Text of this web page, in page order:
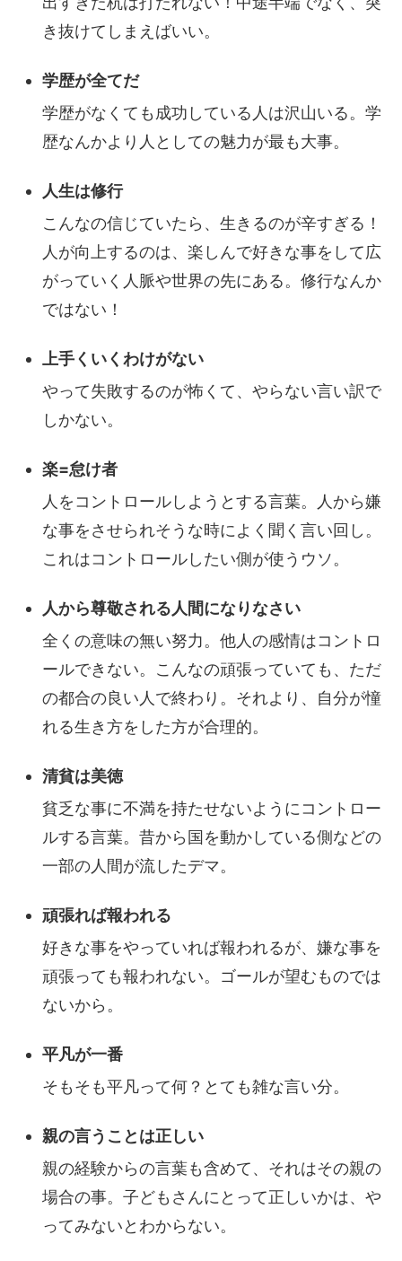
き抜けてしまえばいい。
学歴が全てだ
学歴がなくても成功している人は沢山いる。学
歴なんかより人としての魅力が最も大事。
人生は修行
こんなの信じていたら、生きるのが辛すぎる！
人が向上するのは、楽しんで好きな事をして広
がっていく人脈や世界の先にある。修行なんか
ではない！
上手くいくわけがない
やって失敗するのが怖くて、やらない言い訳で
しかない。
楽=怠け者
人をコントロールしようとする言葉。人から嫌
な事をさせられそうな時によく聞く言い回し。
これはコントロールしたい側が使うウソ。
人から尊敬される人間になりなさい
全くの意味の無い努力。他人の感情はコントロ
ールできない。こんなの頑張っていても、ただ
の都合の良い人で終わり。それより、自分が憧
れる生き方をした方が合理的。
清貧は美徳
貧乏な事に不満を持たせないようにコントロー
ルする言葉。昔から国を動かしている側などの
一部の人間が流したデマ。
頑張れば報われる
好きな事をやっていれば報われるが、嫌な事を
頑張っても報われない。ゴールが望むものでは
ないから。
平凡が一番
そもそも平凡って何？とても雑な言い分。
親の言うことは正しい
親の経験からの言葉も含めて、それはその親の
場合の事。子どもさんにとって正しいかは、や
ってみないとわからない。